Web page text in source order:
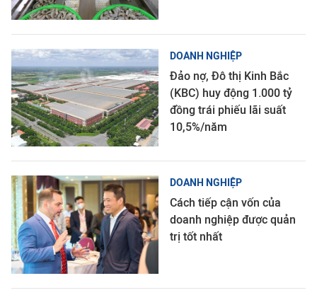
DOANH NGHIỆP
Đảo nợ, Đô thị Kinh Bắc
(KBC) huy động 1.000 tỷ
đồng trái phiếu lãi suất
10,5%/năm
DOANH NGHIỆP
Cách tiếp cận vốn của
doanh nghiệp được quản
trị tốt nhất